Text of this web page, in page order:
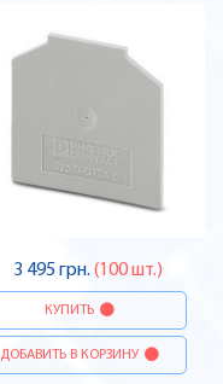
3 495 грн. (100 шт.)
КУПИТЬ
ДОБАВИТЬ В КОРЗИНУ